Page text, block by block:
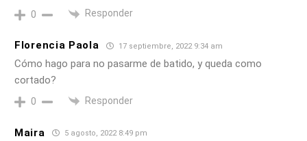
0 Responder
Florencia Paola 17 septiembre, 2022 9:34 am
Cómo hago para no pasarme de batido, y queda como
cortado?
0 Responder
Maira 5 agosto, 2022 8:49 pm